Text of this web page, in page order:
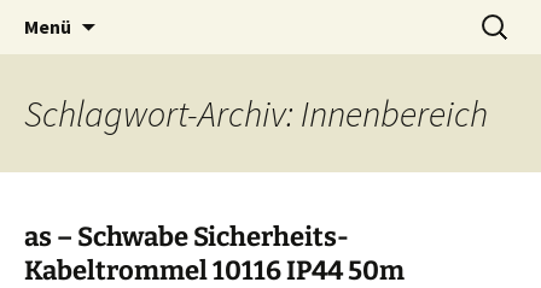
Menü
Suchen
nach:
Schlagwort-Archiv: Innenbereich
as – Schwabe Sicherheits-
Kabeltrommel 10116 IP44 50m